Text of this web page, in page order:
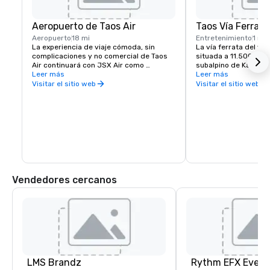
Aeropuerto de Taos Air
Aeropuerto18 mi
La experiencia de viaje cómoda, sin
complicaciones y no comercial de Taos
Air continuará con JSX Air como
operador, con el uso de aviones de 30
pasajeros, terminales privadas y la
Leer más
Visitar el sitio web
Taos Vía Ferrata
Entretenimiento1 mi
La vía ferrata del
situada a 11.500
subalpino de
desafíos de vía
principiantes y
Leer más
Visitar el sitio web
Vendedores cercanos
LMS Brandz